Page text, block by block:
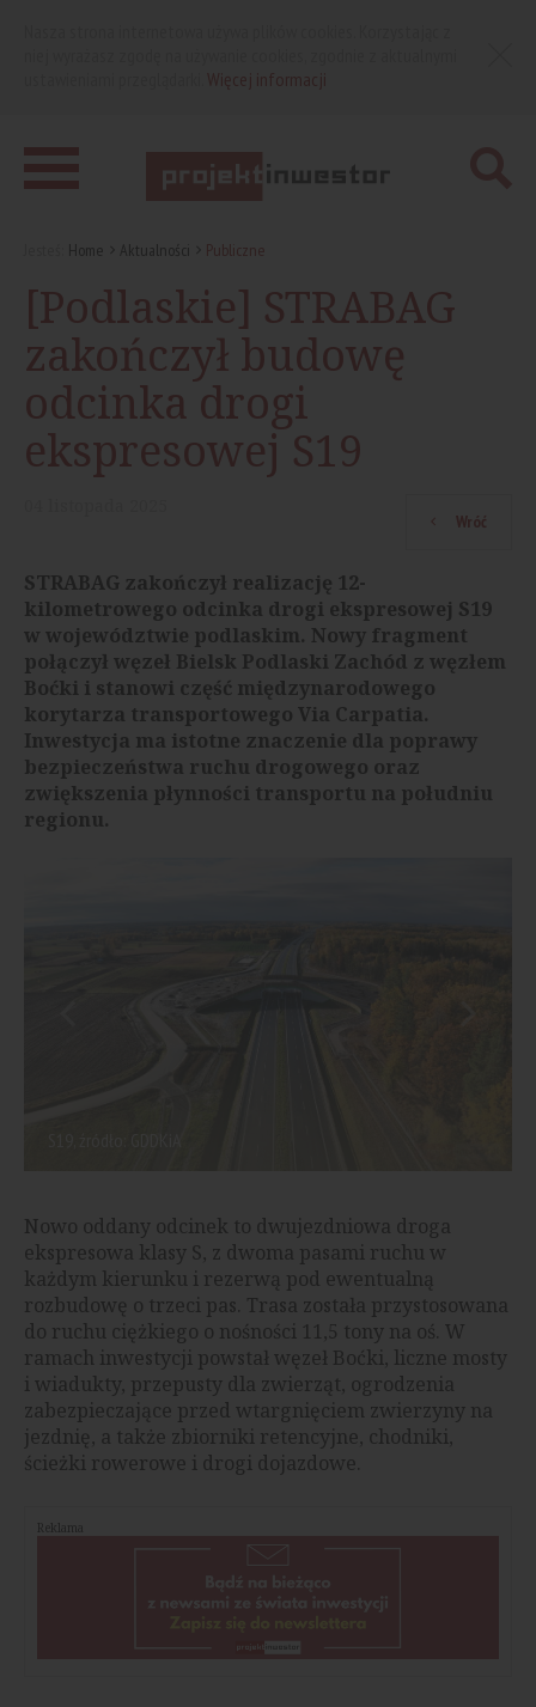
Home Aktualności Publiczne
[Podlaskie] STRABAG
zakończył budowę
odcinka drogi
ekspresowej S19
Wróć
STRABAG zakończył realizację 12-
kilometrowego odcinka drogi ekspresowej S19
w województwie podlaskim. Nowy fragment
połączył węzeł Bielsk Podlaski Zachód z węzłem
Boćki i stanowi część międzynarodowego
korytarza transportowego Via Carpatia.
Inwestycja ma istotne znaczenie dla poprawy
bezpieczeństwa ruchu drogowego oraz
zwiększenia płynności transportu na południu
regionu.
Nowo oddany odcinek to dwujezdniowa droga
ekspresowa klasy S, z dwoma pasami ruchu w
każdym kierunku i rezerwą pod ewentualną
rozbudowę o trzeci pas. Trasa została przystosowana
do ruchu ciężkiego o nośności 11,5 tony na oś. W
ramach inwestycji powstał węzeł Boćki, liczne mosty
i wiadukty, przepusty dla zwierząt, ogrodzenia
zabezpieczające przed wtargnięciem zwierzyny na
jezdnię, a także zbiorniki retencyjne, chodniki,
ścieżki rowerowe i drogi dojazdowe.
Reklama